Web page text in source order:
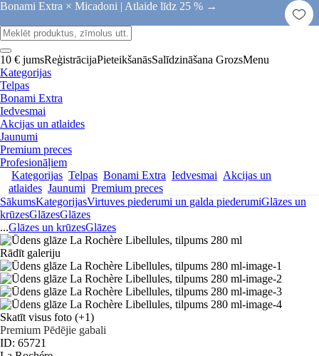
Bonami Extra × Micadoni | Atlaide līdz 25 % →
10 € jumsReģistrācijaPieteikšanāsSalīdzināšana GrozsMenu
Kategorijas
Telpas
Bonami Extra
Iedvesmai
Akcijas un atlaides
Jaunumi
Premium preces
Profesionāļiem
Kategorijas Telpas Bonami Extra Iedvesmai Akcijas un
atlaides Jaunumi Premium preces
SākumsKategorijasVirtuves piederumi un galda piederumiGlāzes un
krūzesGlāzesGlāzes
...Glāzes un krūzesGlāzes
Rādīt galeriju
Skatīt visus foto (+1)
Premium Pēdējie gabali
ID: 65721